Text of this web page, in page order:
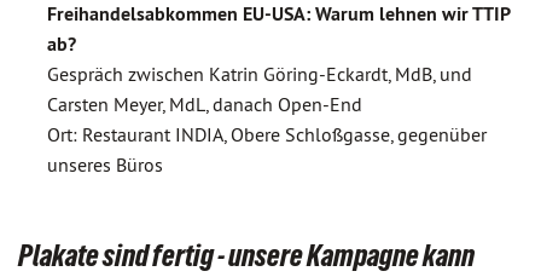
Freihandelsabkommen EU-USA: Warum lehnen wir TTIP
ab?
Gespräch zwischen Katrin Göring-Eckardt, MdB, und
Carsten Meyer, MdL, danach Open-End
Ort: Restaurant INDIA, Obere Schloßgasse, gegenüber
unseres Büros
Plakate sind fertig - unsere Kampagne kann